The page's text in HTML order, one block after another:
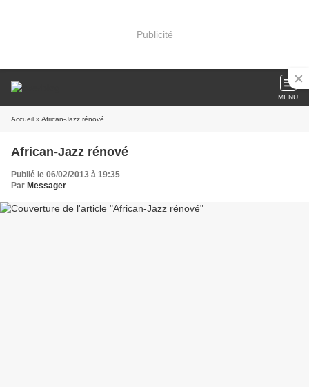
Publicité
MENU
Accueil » African-Jazz rénové
African-Jazz rénové
Publié le 06/02/2013 à 19:35
Par Messager